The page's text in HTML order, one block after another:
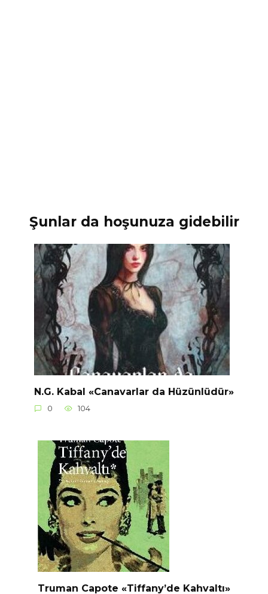
Şunlar da hoşunuza gidebilir
N.G. Kabal «Canavarlar da Hüzünlüdür»
0 104
Truman Capote «Tiffany’de Kahvaltı»